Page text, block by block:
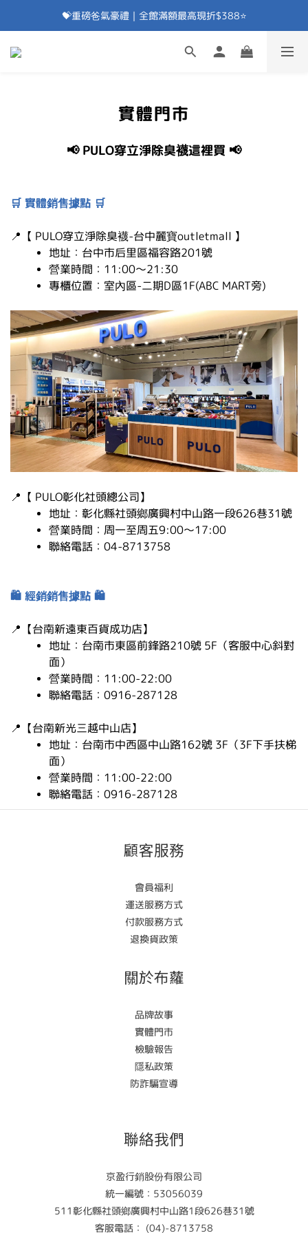
加入會員⭐即享100元折價券⭐
💝重磅爸氣豪禮｜全館滿額最高現折$388⭐
💝重磅爸氣豪禮｜滿額贈除臭襪⭐
實體門市
📢 PULO穿立淨除臭襪這裡買 📢
🛒 實體銷售據點 🛒
📍 【 PULO穿立淨除臭襪-台中麗寶outletmall 】
地址：台中市后里區福容路201號
營業時間：11:00～21:30
專櫃位置：室內區-二期D區1F(ABC MART旁)
📍 【 PULO彰化社頭總公司】
地址：彰化縣社頭鄉廣興村中山路一段626巷31號
營業時間：周一至周五9:00～17:00
聯絡電話：04-8713758
🛍️ 經銷銷售據點 🛍️
📍 【台南新遠東百貨成功店】
地址：台南市東區前鋒路210號 5F（客服中心斜對
面）
營業時間：11:00-22:00
聯絡電話：0916-287128
📍 【台南新光三越中山店】
地址：台南市中西區中山路162號 3F（3F下手扶梯
面）
營業時間：11:00-22:00
聯絡電話：0916-287128
顧客服務
會員福利
運送服務方式
付款服務方式
退換貨政策
關於布蘿
品牌故事
實體門市
檢驗報告
隱私政策
防詐騙宣導
聯絡我們
京盈行銷股份有限公司
統一編號：53056039
511彰化縣社頭鄉廣興村中山路1段626巷31號
客服電話： (04)-8713758